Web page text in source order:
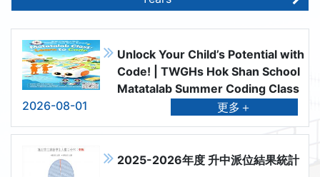
Unlock Your Child’s Potential with
Code! | TWGHs Hok Shan School
Matatalab Summer Coding Class
2026-08-01
更多＋
2025-2026年度 升中派位結果統計